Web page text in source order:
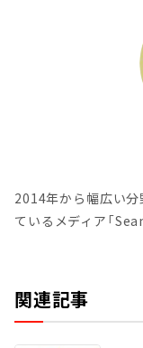
2014年から幅広い
ているメディア「
関連記事